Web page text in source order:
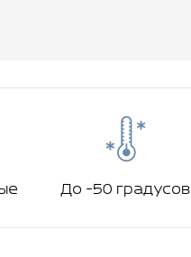
До -50 градусов